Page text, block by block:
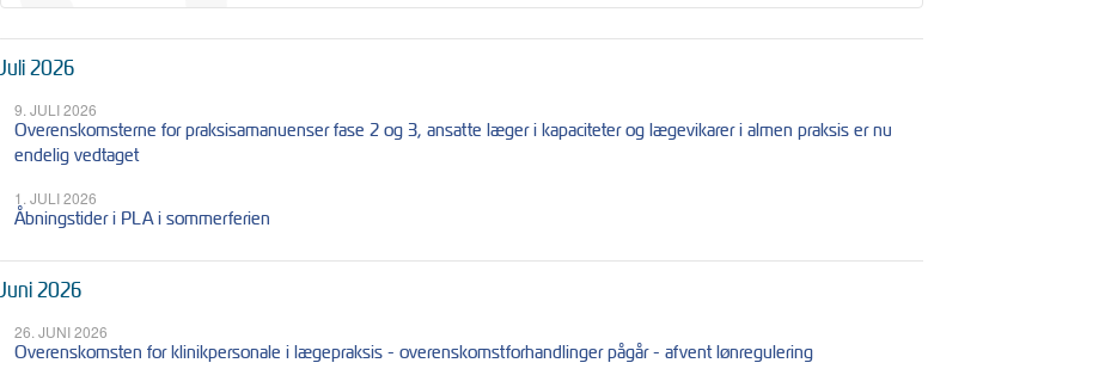
Juli 2026
9. JULI 2026
Overenskomsterne for praksisamanuenser fase 2 og 3, ansatte læger i kapaciteter og lægevikarer i almen praksis er nu
endelig vedtaget
1. JULI 2026
Åbningstider i PLA i sommerferien
Juni 2026
26. JUNI 2026
Overenskomsten for klinikpersonale i lægepraksis - overenskomstforhandlinger pågår - afvent lønregulering